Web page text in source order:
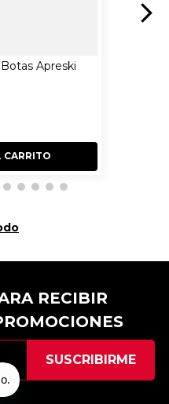
Apreski
CARRITO
RECIBIR